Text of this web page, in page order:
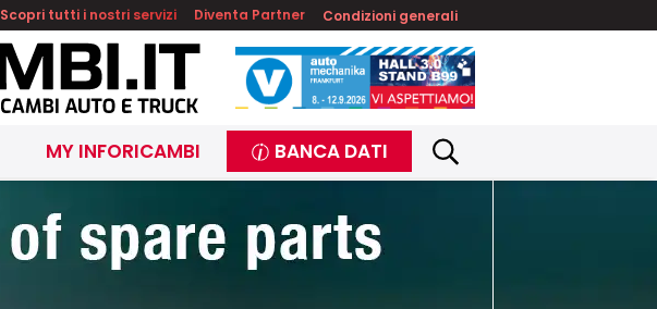
Scopri tutti i nostri servizi Diventa Partner Condizioni generali
MY INFORICAMBI BANCA DATI